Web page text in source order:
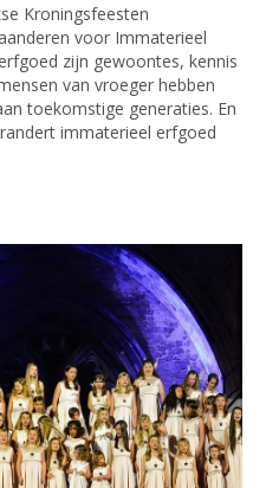
Kroningsfeesten
voor Immaterieel
zijn gewoontes, kennis
van vroeger hebben
toekomstige generaties. En
immaterieel erfgoed